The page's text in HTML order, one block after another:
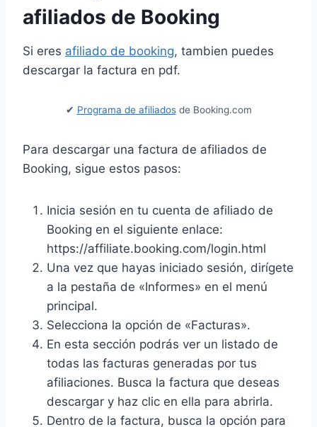
afiliados de Booking
Si eres afiliado de booking, tambien puedes
descargar la factura en pdf.
✔ Programa de afiliadosde Booking.com
Para descargar una factura de afiliados de
Booking, sigue estos pasos:
Inicia sesión en tu cuenta de afiliado de
Booking en el siguiente enlace:
https://affiliate.booking.com/login.html
Una vez que hayas iniciado sesión, dirígete
a la pestaña de «Informes» en el menú
principal.
Selecciona la opción de «Facturas».
En esta sección podrás ver un listado de
todas las facturas generadas por tus
afiliaciones. Busca la factura que deseas
descargar y haz clic en ella para abrirla.
Dentro de la factura, busca la opción para